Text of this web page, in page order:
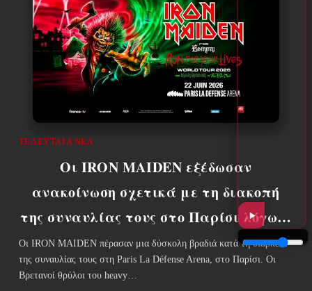
ΤΕΛΕΥΤΑΊΑ ΝΈΑ
Οι IRON MAIDEN εξέδωσαν
ανακοίνωση σχετικά με τη διακοπή
της συναυλίας τους στο Παρίσι λόγω…
Οι IRON MAIDEN πέρασαν μια δύσκολη βραδιά κατά τη διάρκεια
της συναυλίας τους στη Paris La Défense Arena, στο Παρίσι. Οι
Βρετανοί θρύλοι του heavy…